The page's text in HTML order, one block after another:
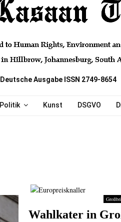
Deutsche Ausgabe ISSN 2749-8654
Politik Kunst DSGVO
Wahlkater in